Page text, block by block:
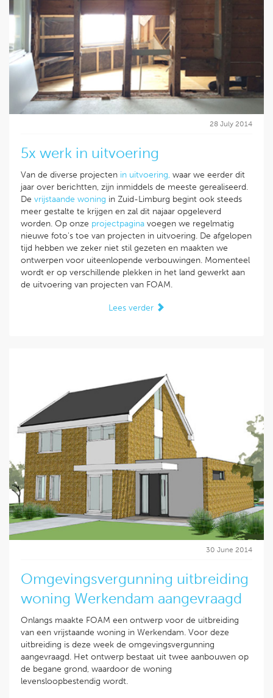
28 July 2014
5x werk in uitvoering
Van de diverse projecten in uitvoering, waar we eerder dit
jaar over berichtten, zijn inmiddels de meeste gerealiseerd.
De vrijstaande woning in Zuid-Limburg begint ook steeds
meer gestalte te krijgen en zal dit najaar opgeleverd
worden. Op onze projectpagina voegen we regelmatig
nieuwe foto's toe van projecten in uitvoering. De afgelopen
tijd hebben we zeker niet stil gezeten en maakten we
ontwerpen voor uiteenlopende verbouwingen. Momenteel
wordt er op verschillende plekken in het land gewerkt aan
de uitvoering van projecten van FOAM.
Lees verder
30 June 2014
Omgevingsvergunning uitbreiding
woning Werkendam aangevraagd
Onlangs maakte FOAM een ontwerp voor de uitbreiding
van een vrijstaande woning in Werkendam. Voor deze
uitbreiding is deze week de omgevingsvergunning
aangevraagd. Het ontwerp bestaat uit twee aanbouwen op
de begane grond, waardoor de woning
levensloopbestendig wordt.